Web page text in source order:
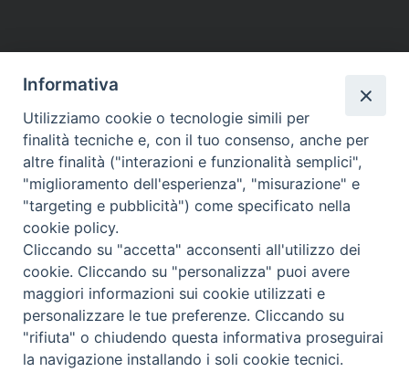
HOME VESCOVO ORARI MESSE
CURIA VESCOVILE
TUTELA MINORI
UFFICI PASTORALI PERSONE
VITA CONSACRATA
DOCUMENTI
CONTATTI
Copyright © 2018 Diocesi di Foligno /Curia . Piazza Mons. Faloci 3 - 06034
tel. 0742 350473 fax 0742 349021 email: info@diocesidifoligno.it . pec:
diocesidifoligno@pec.it
Informativa
Utilizziamo cookie o tecnologie simili per
finalità tecniche e, con il tuo consenso, anche per
altre finalità ("interazioni e funzionalità semplici",
"miglioramento dell'esperienza", "misurazione" e
"targeting e pubblicità") come specificato nella
cookie policy.
Cliccando su "accetta" acconsenti all'utilizzo dei
cookie. Cliccando su "personalizza" puoi avere
maggiori informazioni sui cookie utilizzati e
personalizzare le tue preferenze. Cliccando su
"rifiuta" o chiudendo questa informativa proseguirai
la navigazione installando i soli cookie tecnici.